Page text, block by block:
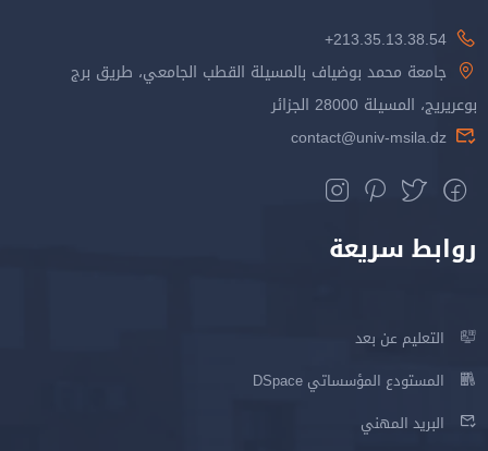
213.35.13.38.54+
جامعة محمد بوضياف بالمسيلة القطب الجامعي، طريق برج
بوعريريج، المسيلة 28000 الجزائر
contact@univ-msila.dz
روابط سريعة
التعليم عن بعد
المستودع المؤسساتي DSpace
البريد المهني